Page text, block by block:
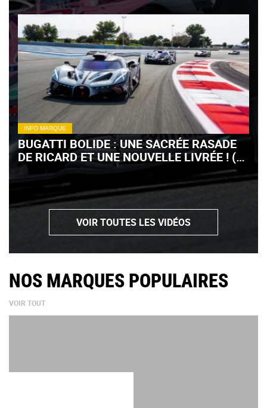
INFO MARQUE
BUGATTI BOLIDE : UNE SACRÉE RASADE
DE RICARD ET UNE NOUVELLE LIVRÉE ! (+
VIDÉO)
VOIR TOUTES LES VIDÉOS
NOS MARQUES POPULAIRES
VOIR TOUT